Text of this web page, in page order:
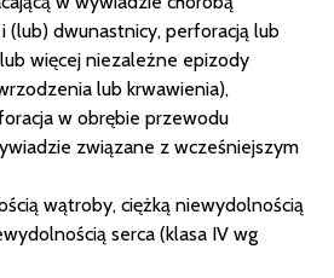
(lub) dwunastnicy, perforacją lub
więcej niezależne epizody
lub krwawienia),
w obrębie przewodu
związane z wcześniejszym
wątroby, ciężką niewydolnością
serca (klasa IV wg